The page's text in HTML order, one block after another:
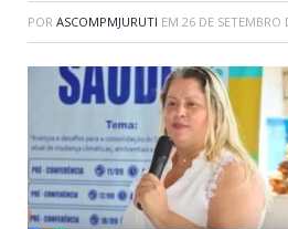
POR ASCOMPMJURUTI EM 26 DE SETEMBRO